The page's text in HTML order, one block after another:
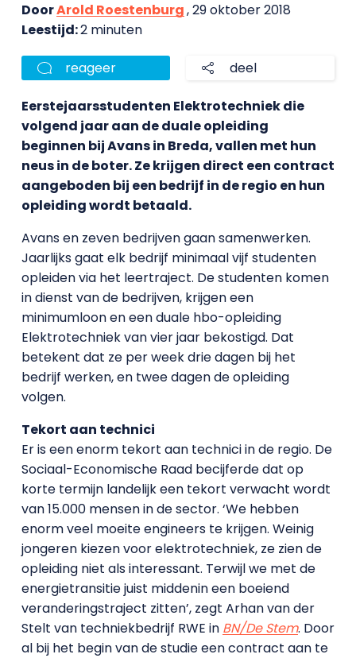
DoorArold Roestenburg, 29 oktober 2018
Leestijd:2 minuten
reageer deel
Eerstejaarsstudenten Elektrotechniek die
volgend jaar aan de duale opleiding
beginnen bij Avans in Breda, vallen met hun
neus in de boter. Ze krijgen direct een contract
aangeboden bij een bedrijf in de regio en hun
opleiding wordt betaald.
Avans en zeven bedrijven gaan samenwerken.
Jaarlijks gaat elk bedrijf minimaal vijf studenten
opleiden via het leertraject. De studenten komen
in dienst van de bedrijven, krijgen een
minimumloon en een duale hbo-opleiding
Elektrotechniek van vier jaar bekostigd. Dat
betekent dat ze per week drie dagen bij het
bedrijf werken, en twee dagen de opleiding
volgen.
Tekort aan technici
Er is een enorm tekort aan technici in de regio. De
Sociaal-Economische Raad becijferde dat op
korte termijn landelijk een tekort verwacht wordt
van 15.000 mensen in de sector. ‘We hebben
enorm veel moeite engineers te krijgen. Weinig
jongeren kiezen voor elektrotechniek, ze zien de
opleiding niet als interessant. Terwijl we met de
energietransitie juist middenin een boeiend
veranderingstraject zitten’, zegt Arhan van der
Stelt van techniekbedrijf RWE in BN/De Stem. Door
al bij het begin van de studie een contract aan te